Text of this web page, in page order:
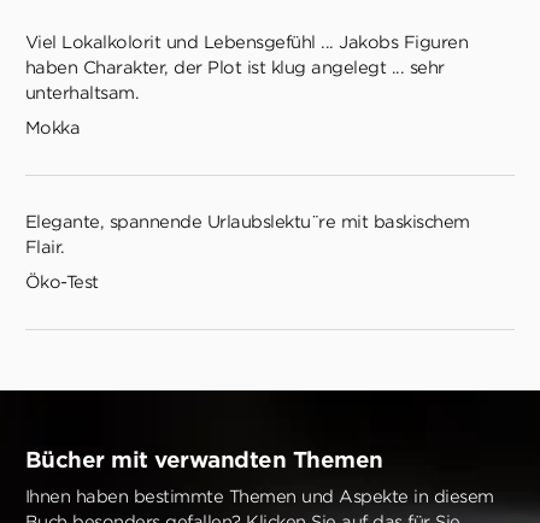
Viel Lokalkolorit und Lebensgefühl ... Jakobs Figuren
haben Charakter, der Plot ist klug angelegt ... sehr
unterhaltsam.
Mokka
Elegante, spannende Urlaubslektu¨re mit baskischem
Flair.
Öko-Test
Bücher mit verwandten Themen
Ihnen haben bestimmte Themen und Aspekte in diesem